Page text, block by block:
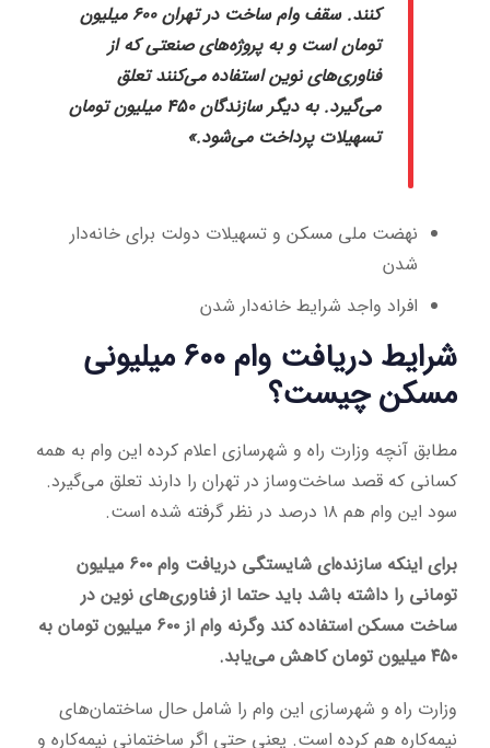
کنند. سقف وام ساخت در تهران ۶۰۰ میلیون
تومان است و به پروژه‌های صنعتی که از
فناوری‌های نوین استفاده می‌کنند تعلق
می‌گیرد. به دیگر سازندگان ۴۵۰ میلیون تومان
تسهیلات پرداخت می‌شود.»
نهضت ملی مسکن و تسهیلات دولت برای خانه‌دار
شدن
افراد واجد شرایط خانه‌دار شدن
شرایط دریافت وام ۶۰۰ میلیونی
مسکن چیست؟
مطابق آنچه وزارت راه و شهرسازی اعلام کرده این وام به همه
کسانی که قصد ساخت‌وساز در تهران را دارند تعلق می‌گیرد.
سود این وام هم ۱۸ درصد در نظر گرفته شده است.
برای اینکه سازنده‌ای شایستگی دریافت وام ۶۰۰ میلیون
تومانی را داشته باشد باید حتما از فناوری‌های نوین در
ساخت مسکن استفاده کند وگرنه وام از ۶۰۰ میلیون تومان به
۴۵۰ میلیون تومان کاهش می‌یابد.
وزارت راه و شهرسازی این وام را شامل حال ساختمان‌های
نیمه‌کاره هم کرده است. یعنی حتی اگر ساختمانی نیمه‌کاره و